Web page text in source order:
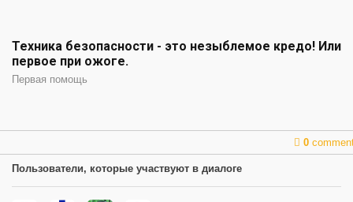
Техника безопасности - это незыблемое кредо! Или
первое при ожоге.
Первая помощь
0
Пользователи, которые участвуют в диалоге